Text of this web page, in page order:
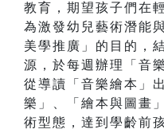
教育，期望孩子們在
為激發幼兒藝術潛能
美學推廣」的目的，
源，於每週辦理「音
從導讀「音樂繪本」
樂」、「繪本與圖畫
術型態，達到學齡前